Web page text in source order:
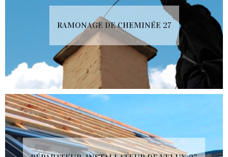
RAMONAGE DE CHEMINÉE 27